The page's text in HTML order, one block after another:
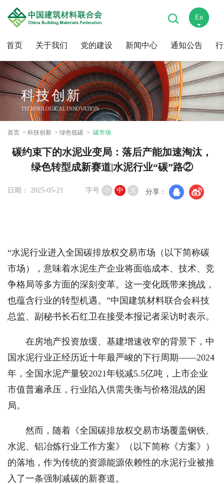
首页 关于我们 党的建设 新闻中心 通知公告
En
中
科技创新
TECHNOLOGICAL INNOVATION
首页 科技创新 绿色低碳 碳市场
碳约束下的水泥业变局：落后产能加速淘汰，
绿色转型成新赛道|水泥行业“碳”路②
日期： 2025-05-21 字号 小 中 大 分享：
“水泥行业进入全国碳排放权交易市场（以下简称碳
市场），意味着水泥生产企业将面临成本、技术、竞
争格局等多方面的深刻变革。这一变化既带来挑战，
也蕴含行业的转型机遇。”中国建筑材料联合会科技
总监、副秘书长石红卫在接受本报记者采访时表示。
在房地产投资放缓、基建增速收窄的背景下，中
国水泥行业正经历近十年最严峻的下行周期——2024
年，全国水泥产量较2021年锐减5.5亿吨，上市企业
市值普遍承压，行业陷入供需失衡与价格混战的困
局。
然而，随着《全国碳排放权交易市场覆盖钢铁、
水泥、铝冶炼行业工作方案》（以下简称《方案》）
的落地，作为传统的资源能源依赖性的水泥行业被推
入了一条强制减碳的新赛道。